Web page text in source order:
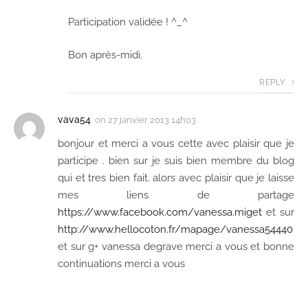
Participation validée ! ^_^
Bon après-midi.
REPLY
vava54 on 27 janvier 2013 14h03
bonjour et merci a vous cette avec plaisir que je
participe . bien sur je suis bien membre du blog
qui et tres bien fait. alors avec plaisir que je laisse
mes liens de partage
https://www.facebook.com/vanessa.miget et sur
http://www.hellocoton.fr/mapage/vanessa54440
et sur g+ vanessa degrave merci a vous et bonne
continuations merci a vous